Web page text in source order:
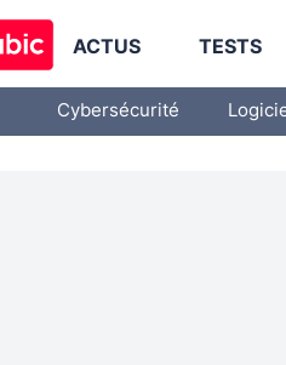
ACTUS TESTS
Cybersécurité